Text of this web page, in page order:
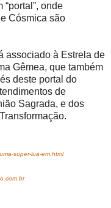
onde
Cósmica são
associado à Estrela de
Gêmea, que também
deste portal do
de
Sagrada, e dos
super-lua-em.html